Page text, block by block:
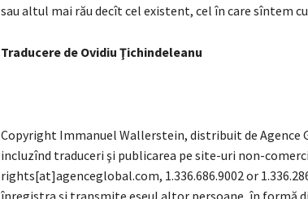
sau altul mai rău decît cel existent, cel în care sîntem
Traducere de Ovidiu Ţichindeleanu
Copyright Immanuel Wallerstein, distribuit de Agence
incluzînd traduceri şi publicarea pe site-uri non-
rights[at]agenceglobal.com, 1.336.686.9002 or
înregistra şi transmite eseul altor persoane, în formă